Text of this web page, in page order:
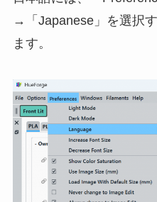
→「Japanese」を選択
ます。